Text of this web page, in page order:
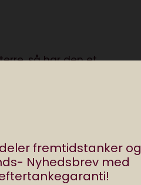
fremtidstanker og
Nyhedsbrev med
så har den et
stole i lækkert
(som kunne
vil have et
Ikke nok med, at
i lænden, eller
til at køre en